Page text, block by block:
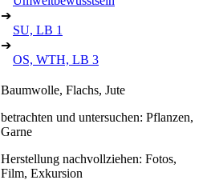
➔
SU, LB 1
➔
OS, WTH, LB 3
Baumwolle, Flachs, Jute
betrachten und untersuchen: Pflanzen,
Garne
Herstellung nachvollziehen: Fotos,
Film, Exkursion